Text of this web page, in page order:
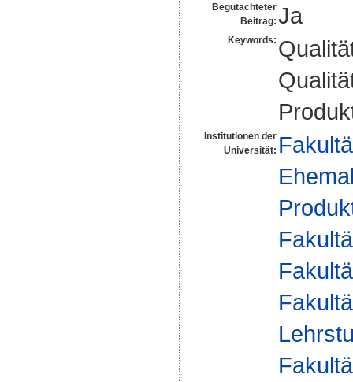
Begutachteter
Beitrag: Ja
Keywords:
Institutionen der
Universität: